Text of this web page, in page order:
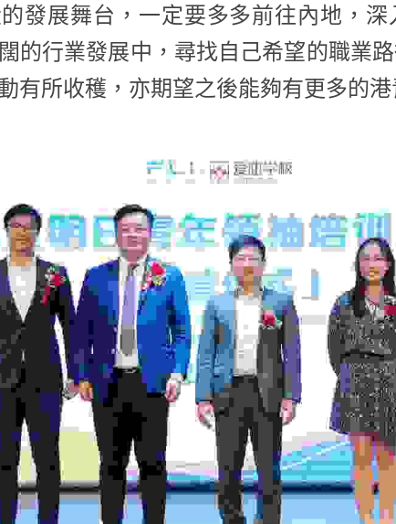
發展舞台，一定要多多前往內地，
的行業發展中，尋找自己希望的職業
有所收穫，亦期望之後能夠有更多的港